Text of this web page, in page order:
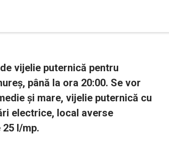
vijelie puternică pentru
până la ora 20:00. Se vor
și mare, vijelie puternică cu
electrice, local averse
l/mp.